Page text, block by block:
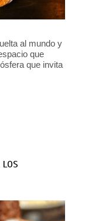
al mundo y
que
que invita